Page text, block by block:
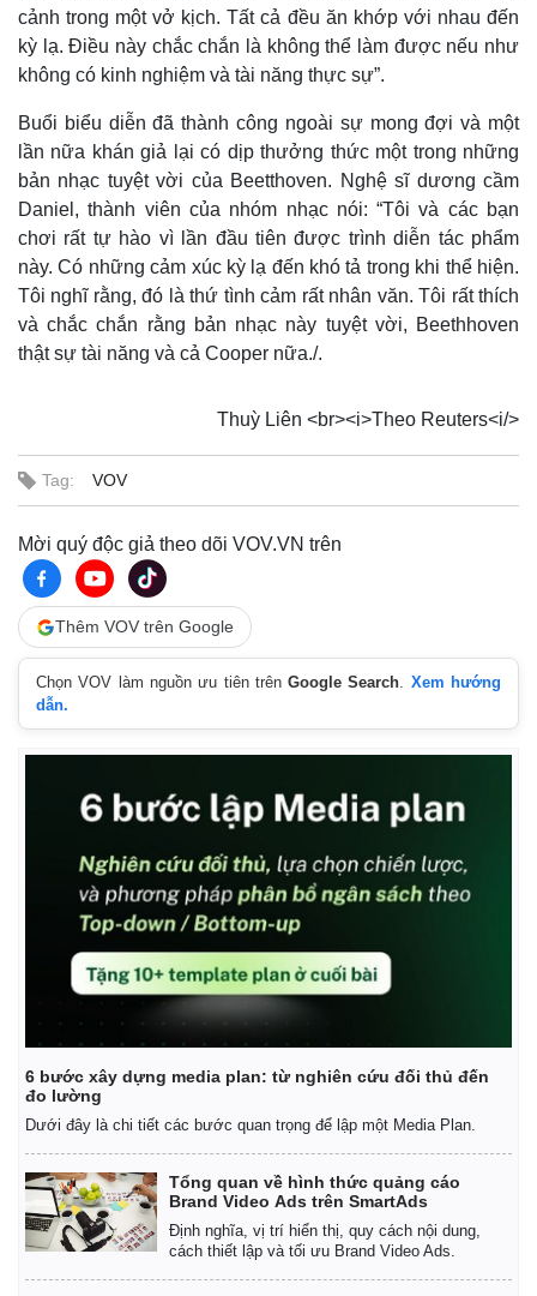
Thế giới
Quan sát
Hồ sơ
Multimedia
Video
E-Magazine
Infographic
Kinh tế
Bất động sản
Khởi nghiệp
Thị trường
Giá vàng
Tiêu dùng
Tỷ giá
Chứng khoán
Giá cà phê
cảnh trong một vở kịch. Tất cả đều ăn khớp với nhau đến
kỳ lạ. Điều này chắc chắn là không thể làm được nếu như
không có kinh nghiệm và tài năng thực sự”.
Buổi biểu diễn đã thành công ngoài sự mong đợi và một
lần nữa khán giả lại có dịp thưởng thức một trong những
bản nhạc tuyệt vời của Beetthoven. Nghệ sĩ dương cầm
Daniel, thành viên của nhóm nhạc nói: “Tôi và các bạn
chơi rất tự hào vì lần đầu tiên được trình diễn tác phẩm
này. Có những cảm xúc kỳ lạ đến khó tả trong khi thể hiện.
Tôi nghĩ rằng, đó là thứ tình cảm rất nhân văn. Tôi rất thích
và chắc chắn rằng bản nhạc này tuyệt vời, Beethhoven
thật sự tài năng và cả Cooper nữa./.
Thuỳ Liên <br><i>Theo Reuters<i/>
Tag: VOV
Mời quý độc giả theo dõi VOV.VN trên
Thêm VOV trên Google
Chọn VOV làm nguồn ưu tiên trênGoogle Search. Xem hướng
dẫn.
6 bước xây dựng media plan: từ nghiên cứu đối thủ đến
đo lường
Dưới đây là chi tiết các bước quan trọng để lập một Media Plan.
Tổng quan về hình thức quảng cáo
Brand Video Ads trên SmartAds
Định nghĩa, vị trí hiển thị, quy cách nội dung,
cách thiết lập và tối ưu Brand Video Ads.